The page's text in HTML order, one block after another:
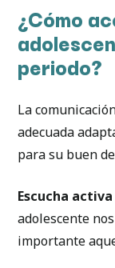
¿Cómo
periodo?
La
adecuada
para su buen
Escucha activa
adolescente
importante